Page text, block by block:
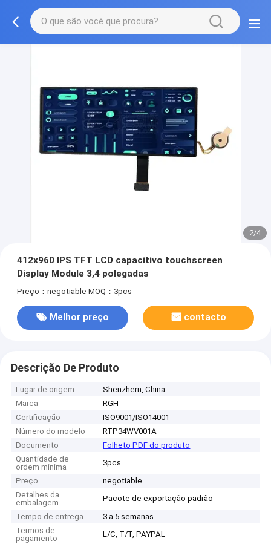
2/4
412x960 IPS TFT LCD capacitivo touchscreen
Display Module 3,4 polegadas
Preço：negotiable MOQ：3pcs
Melhor preço contacto
Descrição De Produto
Lugar de origem
Shenzhern, China
Marca
RGH
Certificação
ISO9001/ISO14001
Número do modelo
RTP34WV001A
Documento
Folheto PDF do produto
Quantidade de
ordem mínima
3pcs
Preço
negotiable
Detalhes da
embalagem
Pacote de exportação padrão
Tempo de entrega
3 a 5 semanas
Termos de
pagamento
L/C, T/T, PAYPAL